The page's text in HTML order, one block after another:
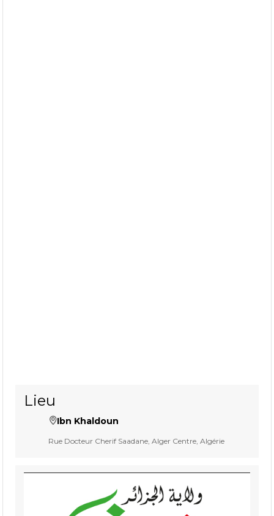
Lieu
Ibn Khaldoun
Rue Docteur Cherif Saadane, Alger Centre, Algérie